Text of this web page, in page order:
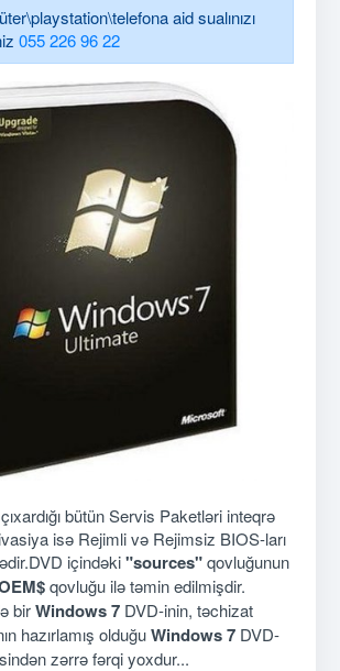
aid sualınızı
055 226 96 22
bütün Servis Paketləri inteqrə
isə Rejimli və Rejimsiz BIOS-ları
içindəki"sources"qovluğunun
qovluğu ilə təmin edilmişdir.
birWindows 7 DVD-inin, təchizat
hazırlamış olduğuWindows 7 DVD-
sindən zərrə fərqi yoxdur...